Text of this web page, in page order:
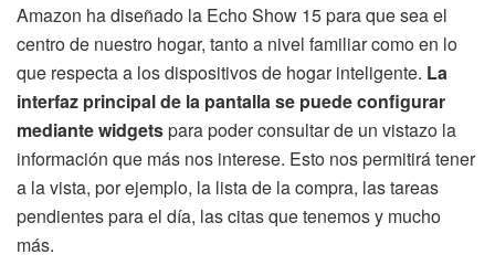
Amazon ha diseñado la Echo Show 15 para que sea el
centro de nuestro hogar, tanto a nivel familiar como en lo
que respecta a los dispositivos de hogar inteligente. La
interfaz principal de la pantalla se puede configurar
mediante widgetspara poder consultar de un vistazo la
información que más nos interese. Esto nos permitirá tener
a la vista, por ejemplo, la lista de la compra, las tareas
pendientes para el día, las citas que tenemos y mucho
más.